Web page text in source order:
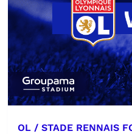
OL / STADE RENNAIS